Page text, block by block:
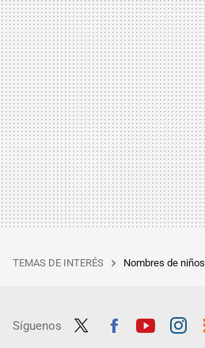
TEMAS DE INTERÉS Nombres de niños
Síguenos